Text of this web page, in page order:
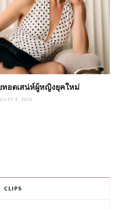
ทอดเสน่ห์ผู้หญิงยุคใหม่
4, 2026
CLIPS